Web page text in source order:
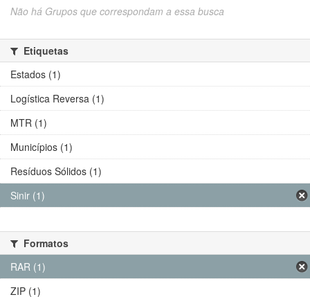
Não há Grupos que correspondam a essa busca
Etiquetas
Estados (1)
Logística Reversa (1)
MTR (1)
Municípios (1)
Resíduos Sólidos (1)
Sinir (1)
Formatos
RAR (1)
ZIP (1)